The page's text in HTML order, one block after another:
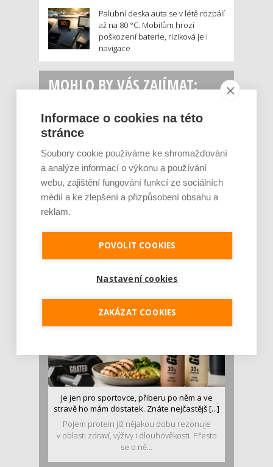
Palubní deska auta se v létě rozpálí
až na 80 °C. Mobilům hrozí
poškození baterie, riziková je i
navigace
MOHLO BY VÁS ZAJÍMAT:
Rajčata, borůvky nebo ořechy. Potraviny,
malý restart. Čerstvé ovoce, zelenina nebo
luštěniny jsou práv...
Je jen pro sportovce, přiberu po něm a ve
stravě ho mám dostatek. Znáte nejčastějš [...]
Pojem protein již nějakou dobu rezonuje
v oblasti zdraví, výživy i dlouhověkosti. Přesto
se o ně...
Informace o cookies na této
stránce
Soubory cookie používáme ke shromažďování
a analýze informací o výkonu a používání
webu, zajištění fungování funkcí ze sociálních
médií a ke zlepšení a přizpůsobení obsahu a
reklam.
POVOLIT COOKIES
Nastavení cookies
ZAKÁZAT COOKIES